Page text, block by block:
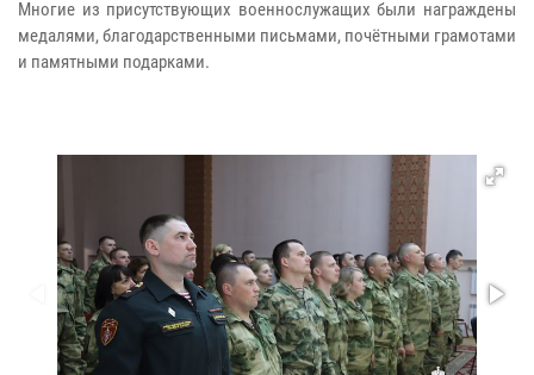
Многие из присутствующих военнослужащих были награждены
медалями, благодарственными письмами, почётными грамотами
и памятными подарками.